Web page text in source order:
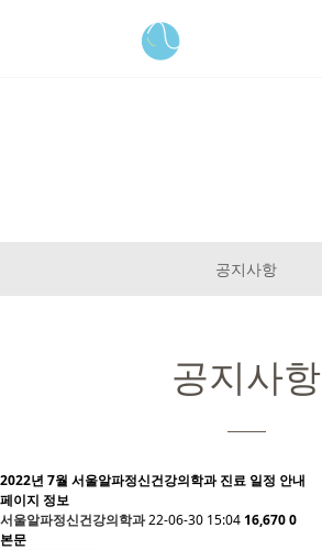
공지사항
공지사항
2022년 7월 서울알파정신건강의학과 진료 일정 안내
페이지 정보
서울알파정신건강의학과22-06-30 15:0416,6700
본문